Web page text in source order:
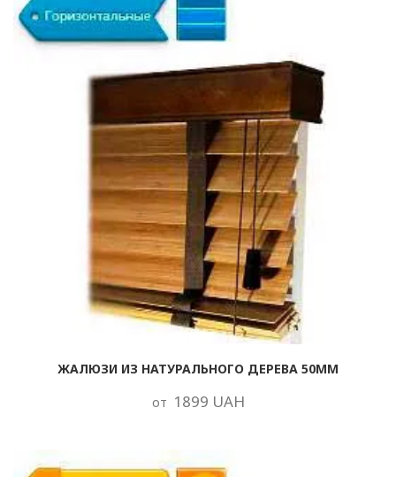
ЖАЛЮЗИ ИЗ НАТУРАЛЬНОГО ДЕРЕВА 50ММ
от 1899 UAH